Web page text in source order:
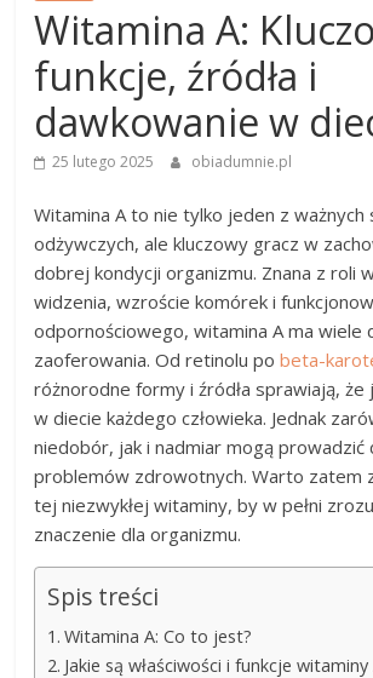
Witamina A:
funkcje, źródła i
dawkowanie w
25 lutego 2025 obiadumnie.pl
Witamina A to nie tylko jeden z ważnych
odżywczych, ale kluczowy gracz w
dobrej kondycji organizmu. Znana z roli
widzenia, wzroście komórek i
odpornościowego, witamina A ma wiele
zaoferowania. Od retinolu pobeta-
różnorodne formy i źródła sprawiają, że
w diecie każdego człowieka. Jednak
niedobór, jak i nadmiar mogą prowadzić
problemów zdrowotnych. Warto zatem
tej niezwykłej witaminy, by w pełni
znaczenie dla organizmu.
Spis treści
Witamina A: Co to jest?
Jakie są właściwości i funkcje witaminy